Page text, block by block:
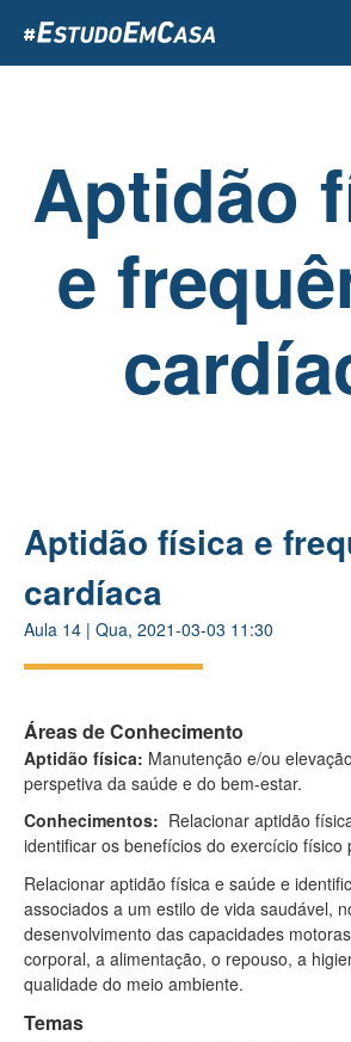
para
o
Aptidão
e
Aptidão física e
cardíaca
Aula 14 | Qua, 2021-03-03 11:30
Áreas de Conhecimento
Aptidão física: Manutenção e/ou
perspetiva da saúde e do bem-estar.
Conhecimentos: Relacionar aptidão
identificar os benefícios do exercício físico
Relacionar aptidão física e saúde e
associados a um estilo de vida saudável,
desenvolvimento das capacidades
corporal, a alimentação, o repouso, a
qualidade do meio ambiente.
Temas